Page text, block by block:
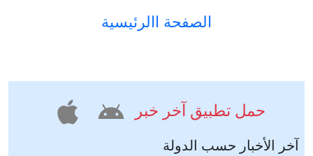
الصفحة االرئيسية
حمل تطبيق آخر خبر
آخر الأخبار حسب الدولة